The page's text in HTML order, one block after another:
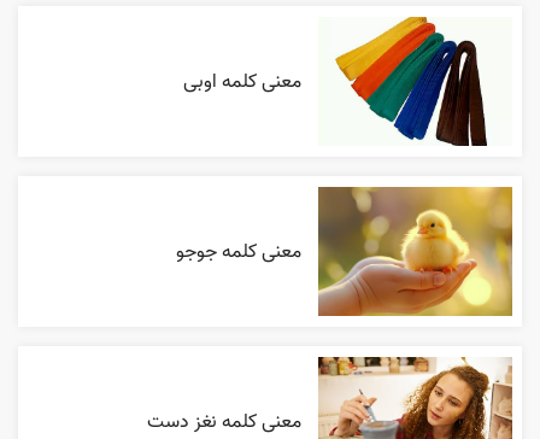
معنی کلمه اوبی
معنی کلمه جوجو
معنی کلمه نغز دست